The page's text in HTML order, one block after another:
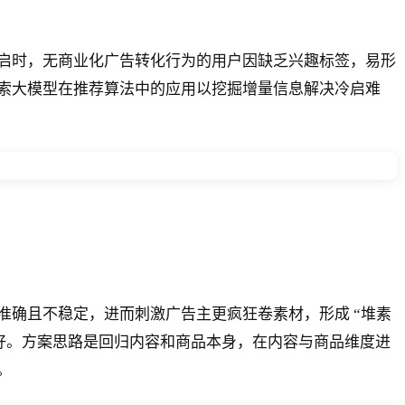
，无商业化广告转化行为的用户因缺乏兴趣标签，易形
大模型在推荐算法中的应用以挖掘增量信息解决冷启难
且不稳定，进而刺激广告主更疯狂卷素材，形成 “堆素
方案思路是回归内容和商品本身，在内容与商品维度进